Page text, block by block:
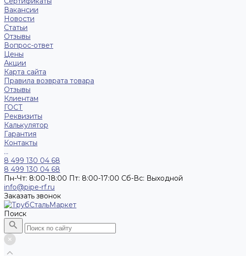
Вакансии
Новости
Статьи
Отзывы
Вопрос-ответ
Цены
Акции
Карта сайта
Правила возврата товара
Отзывы
Клиентам
ГОСТ
Реквизиты
Калькулятор
Гарантия
Контакты
...
8 499 130 04 68
8 499 130 04 68
Пн-Чт: 8:00-18:00 Пт: 8:00-17:00 Сб-Вс: Выходной
info@pipe-rf.ru
Заказать звонок
Поиск